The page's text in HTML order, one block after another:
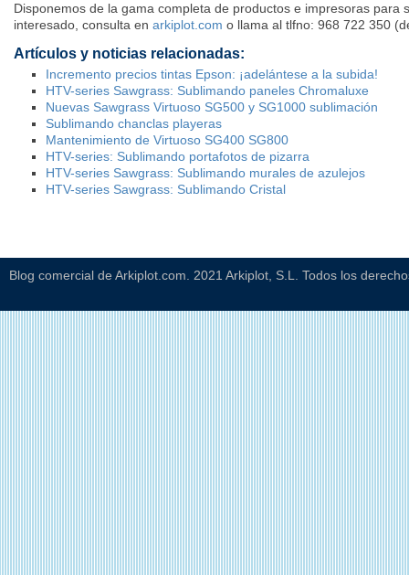
Disponemos de la gama completa de productos e impresoras para
interesado, consulta en arkiplot.com o llama al tlfno: 968 722 350
Artículos y noticias relacionadas:
Incremento precios tintas Epson: ¡adelántese a la subida!
HTV-series Sawgrass: Sublimando paneles Chromaluxe
Nuevas Sawgrass Virtuoso SG500 y SG1000 sublimación
Sublimando chanclas playeras
Mantenimiento de Virtuoso SG400 SG800
HTV-series: Sublimando portafotos de pizarra
HTV-series Sawgrass: Sublimando murales de azulejos
HTV-series Sawgrass: Sublimando Cristal
Blog comercial de Arkiplot.com. 2021 Arkiplot, S.L. Todos los